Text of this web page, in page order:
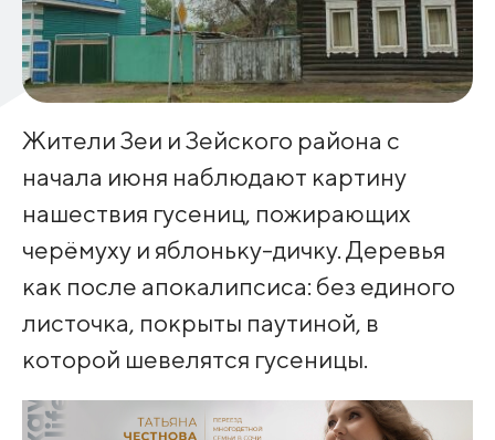
Жители Зеи и Зейского района с
начала июня наблюдают картину
нашествия гусениц, пожирающих
черёмуху и яблоньку-дичку. Деревья
как после апокалипсиса: без единого
листочка, покрыты паутиной, в
которой шевелятся гусеницы.